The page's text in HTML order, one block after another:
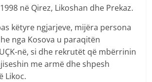
në Qirez, Likoshan dhe Prekaz.
këtyre ngjarjeve, mijëra persona
nga Kosova u paraqitën
në, si dhe rekrutët që mbërrinin
me armë dhe shpesh
Likoc.